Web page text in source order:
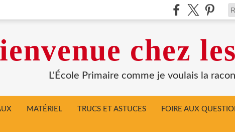
chez
L'École Primaire comme je voulais la
MATÉRIEL TRUCS ET ASTUCES FOIRE AUX